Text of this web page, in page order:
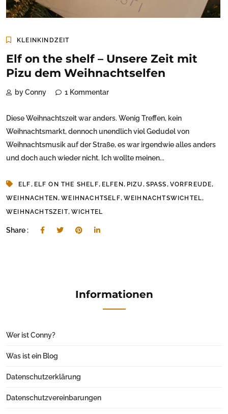
KLEINKINDZEIT
Elf on the shelf – Unsere Zeit mit
Pizu dem Weihnachtselfen
by Conny 1 Kommentar
Diese Weihnachtszeit war anders. Wenig Treffen, kein
Weihnachtsmarkt, dennoch unendlich viel Gedudel von
Weihnachtsmusik auf der Straße, es war irgendwie alles anders
und doch auch wieder nicht. Ich wollte meinen...
ELF, ELF ON THE SHELF, ELFEN , PIZU, SPASS , VORFREUDE,
WEIHNACHTEN,WEIHNACHTSELF, WEIHNACHTSWICHTEL,
WEIHNACHTSZEIT, WICHTEL
Share :
Informationen
Wer ist Conny?
Was ist ein Blog
Datenschutzerklärung
Datenschutzvereinbarungen